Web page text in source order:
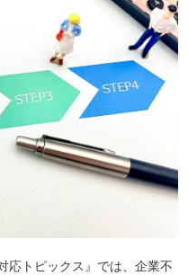
応トピックス』では、企業不